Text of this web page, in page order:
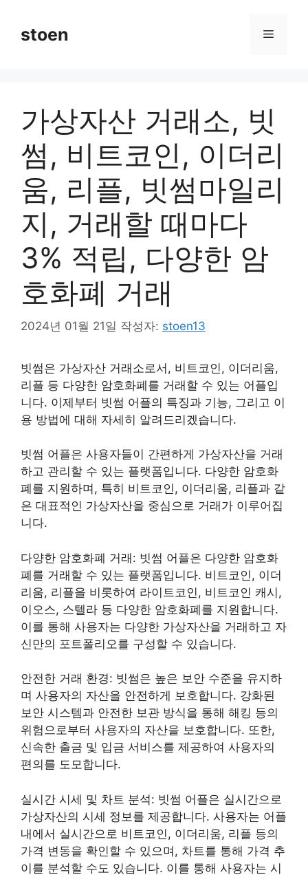
stoen 메
가상자산 거래소, 빗
썸, 비트코인, 이더리
움, 리플, 빗썸마일리
지, 거래할 때마다
3% 적립, 다양한 암
호화폐 거래
2024년 01월 21일 작성자: stoen13
빗썸은 가상자산 거래소로서, 비트코인, 이더리움,
리플 등 다양한 암호화폐를 거래할 수 있는 어플입
니다. 이제부터 빗썸 어플의 특징과 기능, 그리고 이
용 방법에 대해 자세히 알려드리겠습니다.
빗썸 어플은 사용자들이 간편하게 가상자산을 거래
하고 관리할 수 있는 플랫폼입니다. 다양한 암호화
폐를 지원하며, 특히 비트코인, 이더리움, 리플과 같
은 대표적인 가상자산을 중심으로 거래가 이루어집
니다.
다양한 암호화폐 거래: 빗썸 어플은 다양한 암호화
폐를 거래할 수 있는 플랫폼입니다. 비트코인, 이더
리움, 리플을 비롯하여 라이트코인, 비트코인 캐시,
이오스, 스텔라 등 다양한 암호화폐를 지원합니다.
이를 통해 사용자는 다양한 가상자산을 거래하고 자
신만의 포트폴리오를 구성할 수 있습니다.
안전한 거래 환경: 빗썸은 높은 보안 수준을 유지하
며 사용자의 자산을 안전하게 보호합니다. 강화된
보안 시스템과 안전한 보관 방식을 통해 해킹 등의
위험으로부터 사용자의 자산을 보호합니다. 또한,
신속한 출금 및 입금 서비스를 제공하여 사용자의
편의를 도모합니다.
실시간 시세 및 차트 분석: 빗썸 어플은 실시간으로
가상자산의 시세 정보를 제공합니다. 사용자는 어플
내에서 실시간으로 비트코인, 이더리움, 리플 등의
가격 변동을 확인할 수 있으며, 차트를 통해 가격 추
이를 분석할 수도 있습니다. 이를 통해 사용자는 시